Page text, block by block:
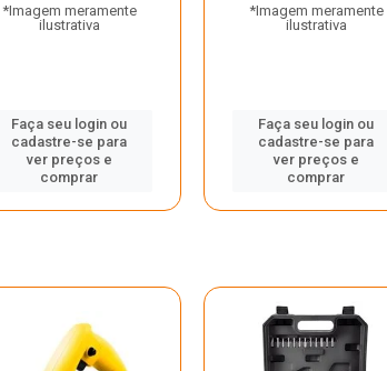
*Imagem meramente
ilustrativa
Faça seu login ou
cadastre-se para
ver preços e
comprar
*Imagem meramente
ilustrativa
Faça seu login ou
cadastre-se para
ver preços e
comprar